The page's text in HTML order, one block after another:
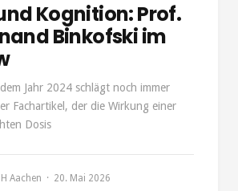
Kognition: Prof.
Binkofski im
Jahr 2024 schlägt noch immer
Fachartikel, der die Wirkung einer
Dosis
Aachen 20. Mai 2026